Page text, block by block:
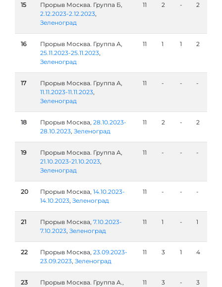
15
Прорыв Москва. Группа Б,
2.12.2023-2.12.2023,
Зеленоград
11 2 - 2
16
Прорыв Москва. Группа А,
25.11.2023-25.11.2023,
Зеленоград
11 1 1 2
17
Прорыв Москва. Группа А,
11.11.2023-11.11.2023,
Зеленоград
11 - - -
18 Прорыв Москва, 28.10.2023-
28.10.2023, Зеленоград
11 2 - 2
19
Прорыв Москва. Группа А,
21.10.2023-21.10.2023,
Зеленоград
11 - - -
20 Прорыв Москва, 14.10.2023-
14.10.2023, Зеленоград
11 - - -
21 Прорыв Москва, 7.10.2023-
7.10.2023, Зеленоград
11 1 - 1
22 Прорыв Москва, 23.09.2023-
23.09.2023, Зеленоград
11 3 1 4
23
Прорыв Москва. Группа А.,
11 3 - 3